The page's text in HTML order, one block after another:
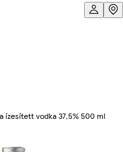
ízesített vodka 37,5% 500 ml